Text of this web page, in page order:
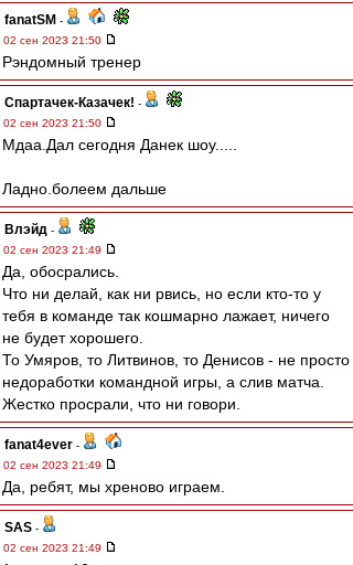
fanatSM -
02 сен 2023 21:50
Рэндомный тренер
Спартачек-Казачек! -
02 сен 2023 21:50
Мдаа.Дал сегодня Данек шоу.....
Ладно.болеем дальше
Влэйд -
02 сен 2023 21:49
Да, обосрались.
Что ни делай, как ни рвись, но если кто-то у
тебя в команде так кошмарно лажает, ничего
не будет хорошего.
То Умяров, то Литвинов, то Денисов - не просто
недоработки командной игры, а слив матча.
Жестко просрали, что ни говори.
fanat4ever -
02 сен 2023 21:49
Да, ребят, мы хреново играем.
SAS -
02 сен 2023 21:49